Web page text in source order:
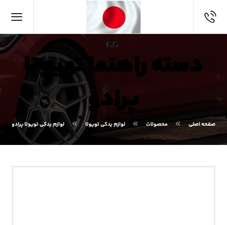
دسته راهنما تویوتا
پرادو
صفحه اصلی محصولات لوازم یدکی تویوتا لوازم یدکی تویوتا پرادو